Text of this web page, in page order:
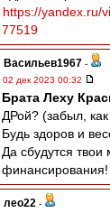
https://yandex.ru/
77519
Васильев1967 -
02 дек 2023 00:32
Брата Леху
ДРой? (забыл,
Будь здоров и
Да сбудутся
финансирования!
лео22 -